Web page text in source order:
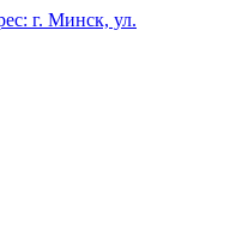
г. Минск, ул.